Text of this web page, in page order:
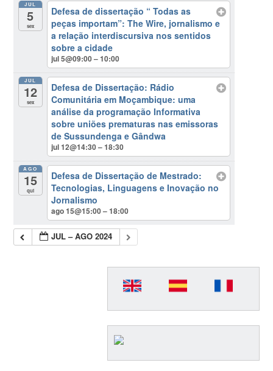
JUL
5
sex
Defesa de dissertação “ Todas as
peças importam”: The Wire, jornalismo e
a relação interdiscursiva nos sentidos
sobre a cidade
jul 5@09:00 – 10:00
JUL
12
sex
Defesa de Dissertação: Rádio
Comunitária em Moçambique: uma
análise da programação Informativa
sobre uniões prematuras nas emissoras
de Sussundenga e Gândwa
jul 12@14:30 – 18:30
AGO
15
qui
Defesa de Dissertação de Mestrado:
Tecnologias, Linguagens e Inovação no
Jornalismo
ago 15@15:00 – 18:00
JUL – AGO 2024